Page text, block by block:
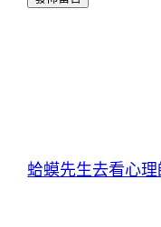
蛤蟆先生去看心理